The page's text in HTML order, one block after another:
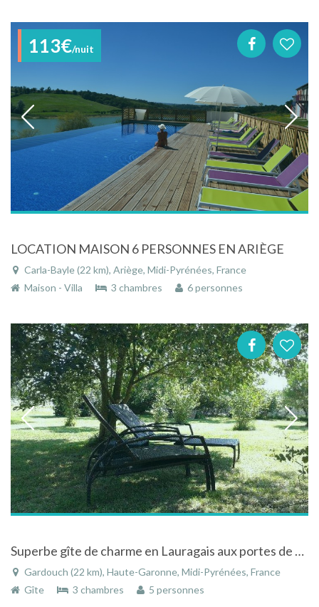
113€/nuit
LOCATION MAISON 6 PERSONNES EN ARIÈGE
Carla-Bayle (22 km), Ariège, Midi-Pyrénées, France
Maison - Villa
3 chambres 6 personnes
Superbe gîte de charme en Lauragais aux portes de Toulouse
Gardouch (22 km), Haute-Garonne, Midi-Pyrénées, France
Gîte
3 chambres 5 personnes